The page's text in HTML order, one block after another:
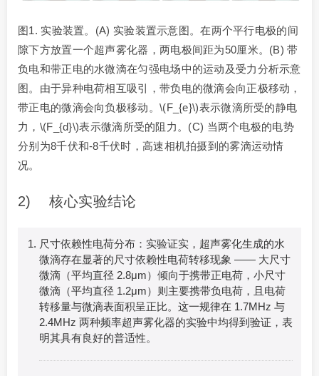
图1. 实验装置。(A) 实验装置示意图。在两个平行电极的间
隙下方放置一个超声雾化器，两电极间距为50厘米。(B) 带
负电和带正电的水微滴在匀强电场中的运动及受力分析示意
图。由于异种电荷相互吸引，带负电的微滴会向正极移动，
带正电的微滴会向负极移动。\(F_{e}\)表示微滴所受的静电
力，\(F_{d}\)表示微滴所受的阻力。(C) 当两个电极的电势
分别为8千伏和-8千伏时，高速相机拍摄到的雾滴运动情
况。
2) 核心实验结论
尺寸依赖性电荷分布：实验证实，超声雾化生成的水
微滴存在显著的尺寸依赖性电荷转移现象 —— 大尺寸
微滴（平均直径 2.8μm）倾向于携带正电荷，小尺寸
微滴（平均直径 1.2μm）则主要携带负电荷，且电荷
转移量与微滴表面积呈正比。这一规律在 1.7MHz 与
2.4MHz 两种频率超声雾化器的实验中均得到验证，表
明其具有良好的普适性。